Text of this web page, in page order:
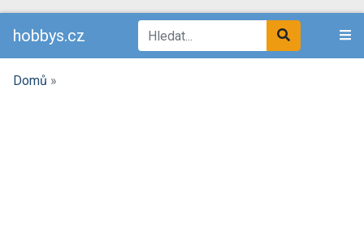
hobbys.cz
Domů »